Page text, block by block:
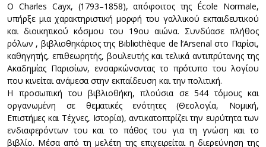
Ο Charles Cayx, (1793–1858), απόφοιτος της École Normale,
υπήρξε μια χαρακτηριστική μορφή του γαλλικού εκπαιδευτικού
και διοικητικού κόσμου του 19ου αιώνα. Συνδύασε πλήθος
ρόλων , βιβλιοθηκάριος της Bibliothèque de l’Arsenal στο Παρίσι,
καθηγητής, επιθεωρητής, βουλευτής και τελικά αντιπρύτανης της
Ακαδημίας Παρισίων, ενσαρκώνοντας το πρότυπο του λογίου
που κινείται ανάμεσα στην εκπαίδευση και την πολιτική.
Η προσωπική του βιβλιοθήκη, πλούσια σε 544 τόμους και
οργανωμένη σε θεματικές ενότητες (Θεολογία, Νομική,
Επιστήμες και Τέχνες, Ιστορία), αντικατοπτρίζει την ευρύτητα των
ενδιαφερόντων του και το πάθος του για τη γνώση και το
βιβλίο. Μέσα από τη μελέτη της επιχειρείται η διερεύνηση της